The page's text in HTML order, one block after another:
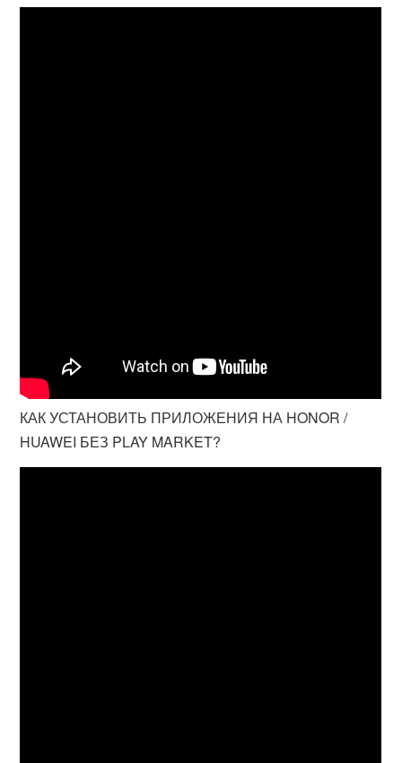
КАК УСТАНОВИТЬ ПРИЛОЖЕНИЯ НА HONOR /
HUAWEI БЕЗ PLAY MARKET?